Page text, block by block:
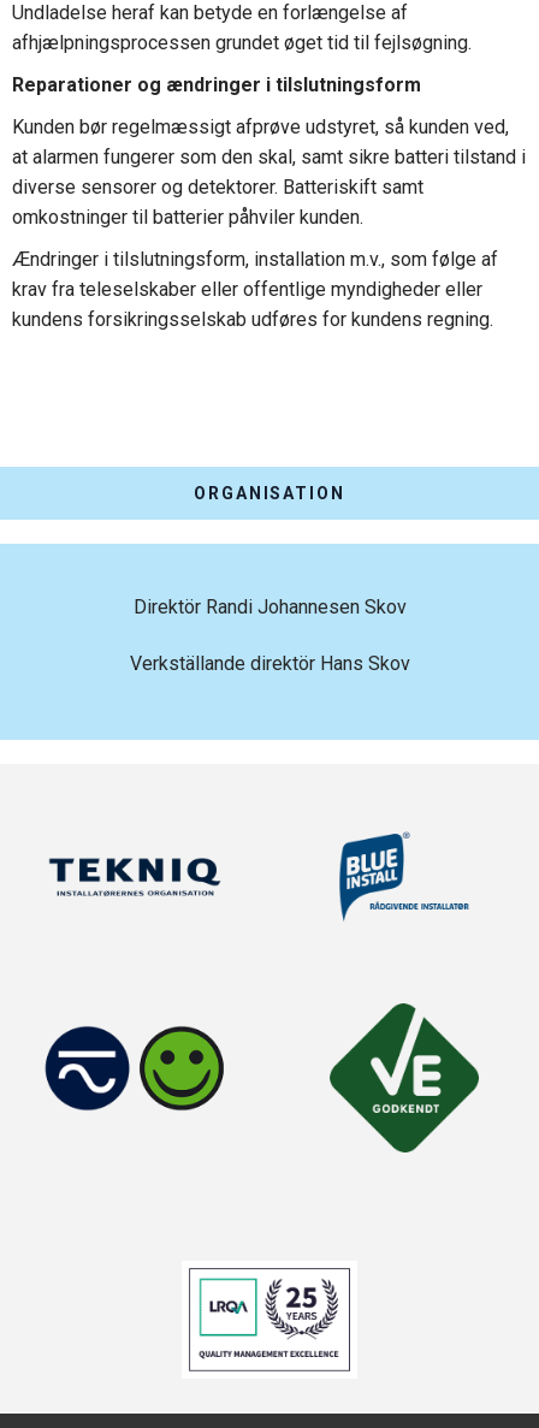
Undladelse heraf kan betyde en forlængelse af
afhjælpningsprocessen grundet øget tid til fejlsøgning.
Reparationer og ændringer i tilslutningsform
Kunden bør regelmæssigt afprøve udstyret, så kunden ved,
at alarmen fungerer som den skal, samt sikre batteri tilstand i
diverse sensorer og detektorer. Batteriskift samt
omkostninger til batterier påhviler kunden.
Ændringer i tilslutningsform, installation m.v., som følge af
krav fra teleselskaber eller offentlige myndigheder eller
kundens forsikringsselskab udføres for kundens regning.
ORGANISATION
Direktör Randi Johannesen Skov
Verkställande direktör Hans Skov